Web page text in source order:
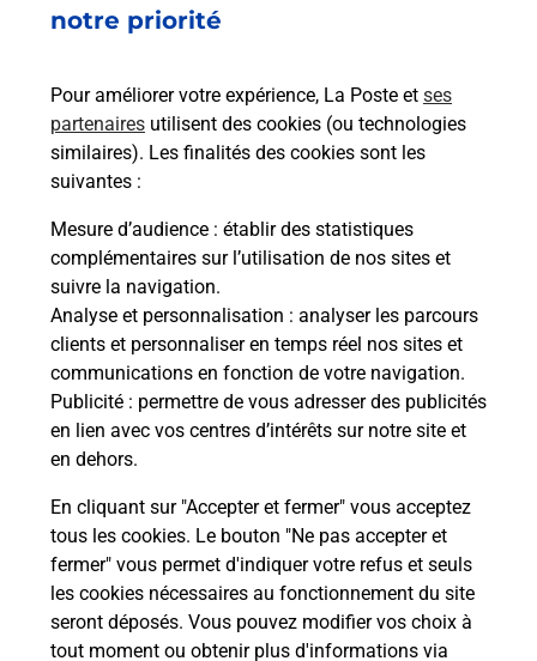
notre priorité
Pour améliorer votre expérience, La Poste et ses
partenaires utilisent des cookies (ou technologies
similaires). Les finalités des cookies sont les
suivantes :
Mesure d’audience : établir des statistiques
complémentaires sur l’utilisation de nos sites et
suivre la navigation.
Analyse et personnalisation : analyser les parcours
clients et personnaliser en temps réel nos sites et
communications en fonction de votre navigation.
Publicité : permettre de vous adresser des publicités
en lien avec vos centres d’intérêts sur notre site et
en dehors.
En cliquant sur "Accepter et fermer" vous acceptez
tous les cookies. Le bouton "Ne pas accepter et
fermer" vous permet d'indiquer votre refus et seuls
les cookies nécessaires au fonctionnement du site
seront déposés. Vous pouvez modifier vos choix à
tout moment ou obtenir plus d'informations via
53100 ST GEORGES BUTTAVENT
Malin !
La Poste
en ligne
Ouvert 24h/24
En savoir plus
CHATILLON SUR COLMONT
LE PANIER CHATILLONNAIS